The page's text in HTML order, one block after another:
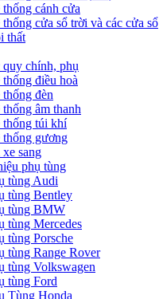
thống cánh cửa
thống cửa sổ trời và các cửa sổ
thất
quy chính, phụ
thống điều hoà
thống đèn
thống âm thanh
thống túi khí
thống gương
sang
phụ tùng
tùng Audi
tùng Bentley
tùng BMW
tùng Mercedes
tùng Porsche
tùng Range Rover
tùng Volkswagen
tùng Ford
Tùng Honda